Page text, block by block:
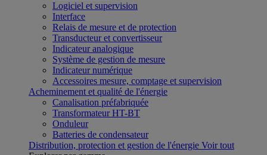
Logiciel et supervision
Interface
Relais de mesure et de protection
Transducteur et convertisseur
Indicateur analogique
Système de gestion de mesure
Indicateur numérique
Accessoires mesure, comptage et supervision
Acheminement et qualité de l'énergie
Canalisation préfabriquée
Transformateur HT-BT
Onduleur
Batteries de condensateur
Distribution, protection et gestion de l'énergie Voir tout